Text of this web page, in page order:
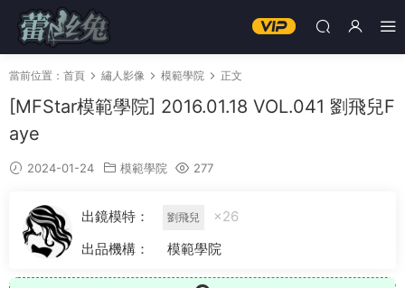
當前位置： 首頁 繡人影像 模範學院 正文
[MFStar模範學院] 2016.01.18 VOL.041 劉飛兒F
aye
2024-01-24 模範學院 277
出鏡模特： 劉飛兒
×26
出品機構：
模範學院